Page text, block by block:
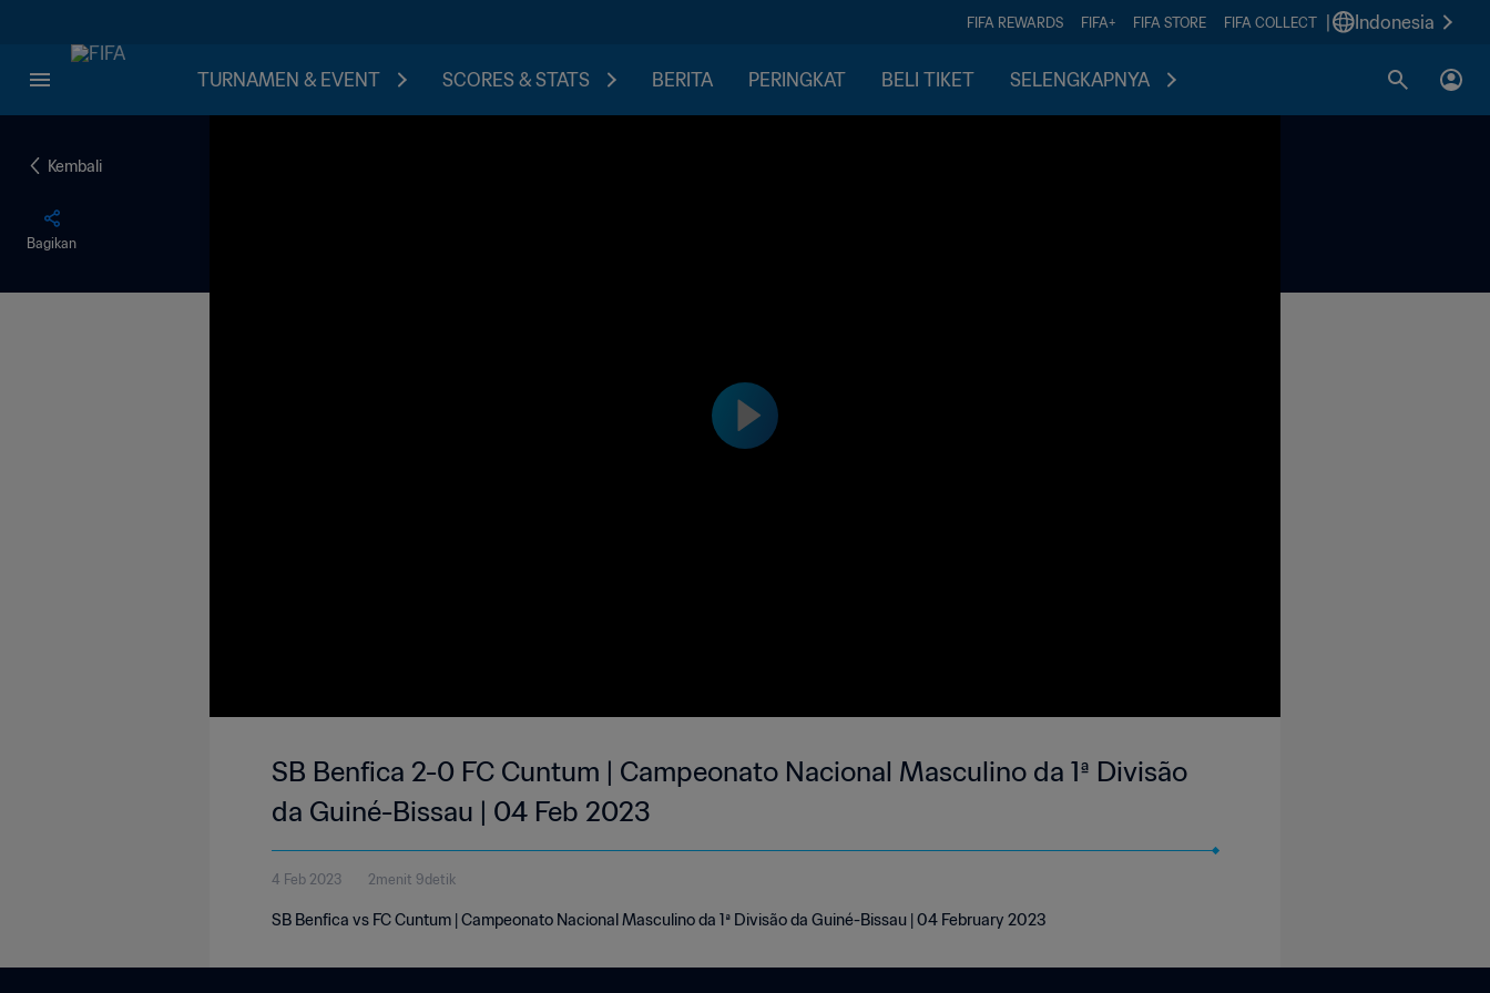
FIFA REWARDS FIFA+ FIFA STORE FIFA COLLECT Indonesia
TURNAMEN & EVENT SCORES & STATS BERITA PERINGKAT BELI TIKET SELENGKAPNYA
Kembali
Bagikan
SB Benfica 2-0 FC Cuntum | Campeonato Nacional Masculino da 1ª Divisão
da Guiné-Bissau | 04 Feb 2023
4 Feb 2023 2menit 9detik
SB Benfica vs FC Cuntum | Campeonato Nacional Masculino da 1ª Divisão da Guiné-Bissau | 04 February 2023